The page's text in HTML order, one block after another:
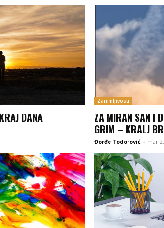
DANA
Zanimljivosti
ZA MIRAN SAN I
GRIM – KRALJ
Đorđe Todorović - mar